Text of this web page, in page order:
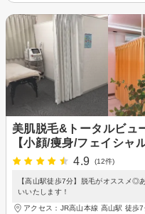
美肌脱毛&トータルビュ
【小顔/痩身/フェイシャル
4.9
(12件)
【高山駅徒歩7分】脱毛がオススメ◎
いいたします！
アクセス：JR高山本線 高山駅 徒歩